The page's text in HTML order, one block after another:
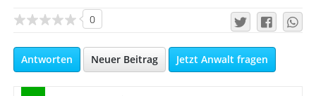
0
Antworten Neuer Beitrag Jetzt Anwalt fragen